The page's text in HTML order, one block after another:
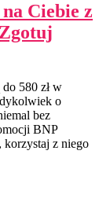
Ciebie z
580 zł w
o
bez
BNP
korzystaj z niego